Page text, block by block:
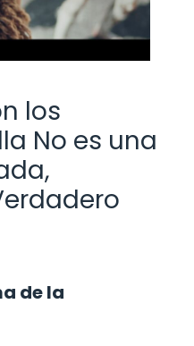
los
No es una
de la